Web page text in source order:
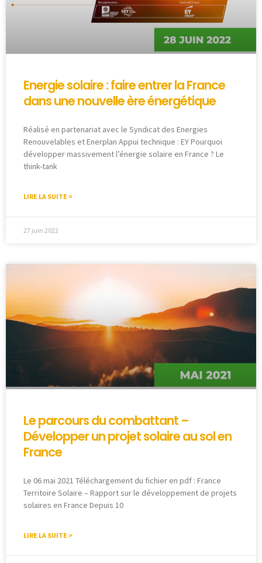
Energie solaire : faire entrer la France
dans une nouvelle ère énergétique
Réalisé en partenariat avec le Syndicat des Energies
Renouvelables et Enerplan Appui technique : EY Pourquoi
développer massivement l’énergie solaire en France ? Le
think-tank
LIRE LA SUITE >
27 juin 2022
Le parcours du combattant –
Développer un projet solaire au sol en
France
Le 06 mai 2021 Téléchargement du fichier en pdf : France
Territoire Solaire – Rapport sur le développement de projets
solaires en France Depuis 10
LIRE LA SUITE >